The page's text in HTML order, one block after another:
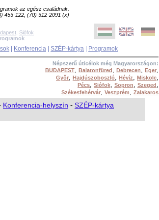
az egész családnak.
453-122, (70) 312-2091 (x)
Siófok
Konferencia SZÉP-kártya Programok
Népszerű úticélok még Magyarországon:
BUDAPEST, Balatonfüred, Debrecen, Eger,
Győr, Hajdúszoboszló, Hévíz, Miskolc,
Pécs, Siófok, Sopron, Szeged,
Székesfehérvár, Veszprém, Zalakaros
Konferencia-helyszín - SZÉP-kártya